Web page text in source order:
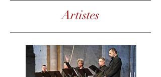
Artistes